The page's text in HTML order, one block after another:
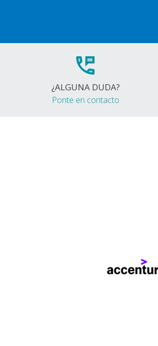
¿ALGUNA DUDA?
Ponte en contacto